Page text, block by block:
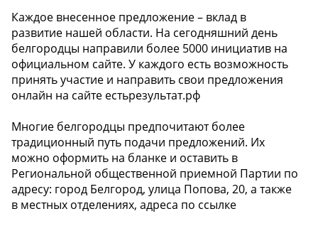
Каждое внесенное предложение – вклад в
развитие нашей области. На сегодняшний день
белгородцы направили более 5000 инициатив на
официальном сайте. У каждого есть возможность
принять участие и направить свои предложения
онлайн на сайте естьрезультат.рф
Многие белгородцы предпочитают более
традиционный путь подачи предложений. Их
можно оформить на бланке и оставить в
Региональной общественной приемной Партии по
адресу: город Белгород, улица Попова, 20, а также
в местных отделениях, адреса по ссылке